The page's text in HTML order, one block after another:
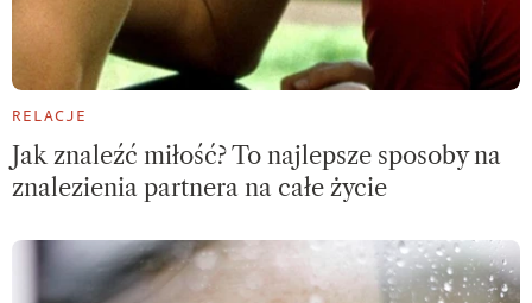
RELACJE
Jak znaleźć miłość? To najlepsze sposoby na
znalezienia partnera na całe życie